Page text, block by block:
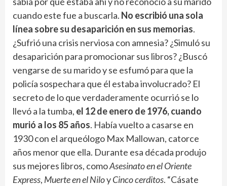
cuando este fue a buscarla. No escribió una sola
línea sobre su desaparición en sus memorias.
¿Sufrió una crisis nerviosa con amnesia? ¿Simuló su
desaparición para promocionar sus libros? ¿Buscó
vengarse de su marido y se esfumó para que la
policía sospechara que él estaba involucrado? El
secreto de lo que verdaderamente ocurrió se lo
llevó a la tumba, el 12 de enero de 1976, cuando
murió a los 85 años. Había vuelto a casarse en
1930 con el arqueólogo Max Mallowan, catorce
años menor que ella. Durante esa década produjo
sus mejores libros, comoAsesinato en el Oriente
Express, Muerte en el NiloyCinco cerditos. “Cásate